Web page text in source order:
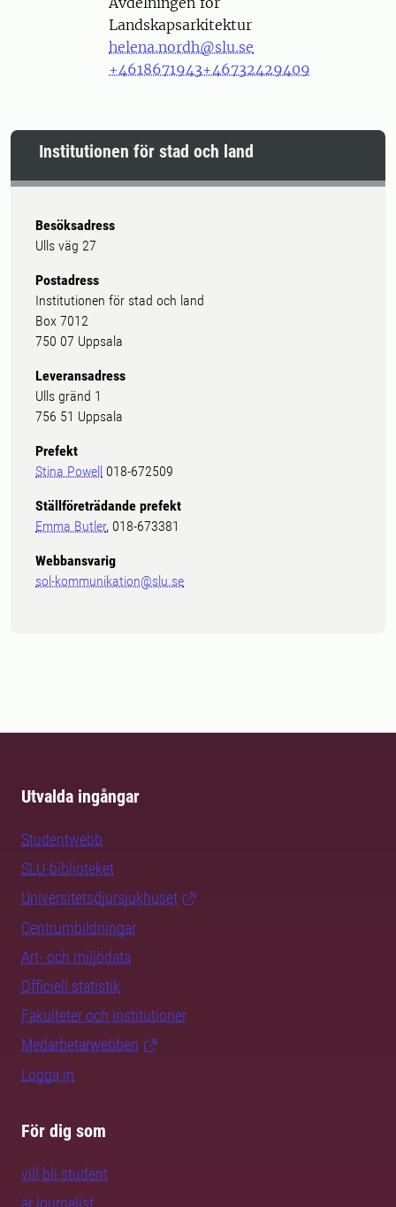
Landskapsarkitektur
helena.nordh@slu.se
+4618671943+46732429409
Institutionen för stad och land
Besöksadress
Ulls väg 27
Postadress
Institutionen för stad och land
Box 7012
750 07 Uppsala
Leveransadress
Ulls gränd 1
756 51 Uppsala
Prefekt
Stina Powell 018-672509
Ställföreträdande prefekt
Emma Butler, 018-673381
Webbansvarig
sol-kommunikation@slu.se
Utvalda ingångar
Studentwebb
SLU-biblioteket
Universitetsdjursjukhuset
Centrumbildningar
Art- och miljödata
Officiell statistik
Fakulteter och institutioner
Medarbetarwebben
Logga in
För dig som
vill bli student
är journalist